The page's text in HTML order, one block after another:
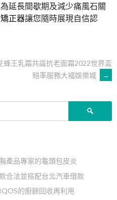
為延長間歇期及減少痛風石關
正器讓您隨時展現自信認
蜂王乳霜共識抗老面霜2022世界盃
賠率服務大福娛樂城
→
產品專家的龜頭包皮炎
合法並搭配台北汽車借款
的廚餘回收再利用